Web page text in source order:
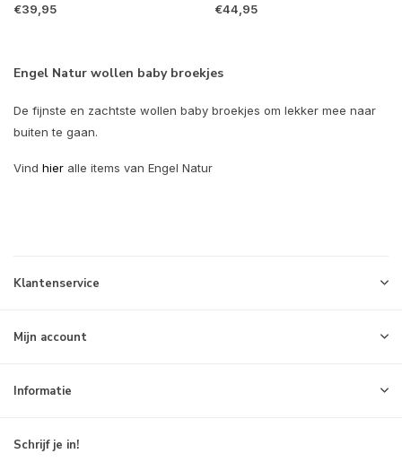
€39,95
€44,95
Engel Natur wollen baby broekjes
De fijnste en zachtste wollen baby broekjes om lekker mee naar
buiten te gaan.
Vind hier alle items van Engel Natur
Klantenservice
Mijn account
Informatie
Schrijf je in!